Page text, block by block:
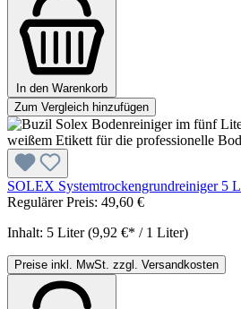
In den Warenkorb
Zum Vergleich hinzufügen
SOLEX Systemtrockengrundreiniger 5 L
Regulärer Preis: 49,60 €
Inhalt: 5 Liter(9,92 €* / 1 Liter)
Preise inkl. MwSt. zzgl. Versandkosten